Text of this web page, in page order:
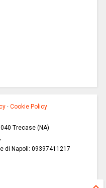
·Cookie Policy
Trecase (NA)
di Napoli: 09397411217